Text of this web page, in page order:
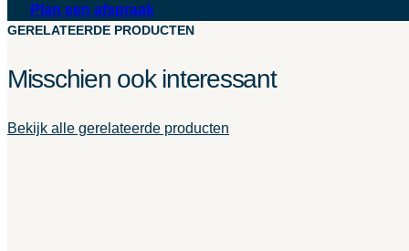
Plan een afspraak
GERELATEERDE PRODUCTEN
Misschien ook interessant
Bekijk alle gerelateerde producten